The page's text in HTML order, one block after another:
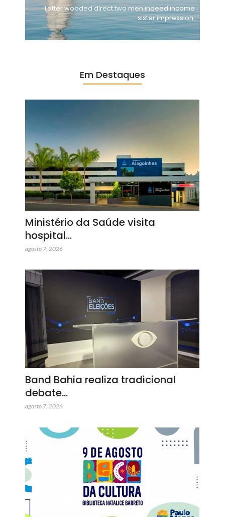
Letter wooded direct two men indeed income
sister impression.
Em Destaques
Ministério da Saúde visita
hospital…
agosto 7, 2026
Band Bahia realiza tradicional
debate…
agosto 7, 2026